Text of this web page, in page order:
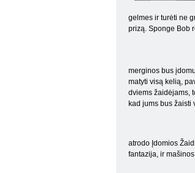
gelmes ir turėti ne
prizą. Sponge Bob
merginos bus
matyti visą kelią,
dviems žaidėjams,
kad jums bus
atrodo Įdomios
fantazija, ir